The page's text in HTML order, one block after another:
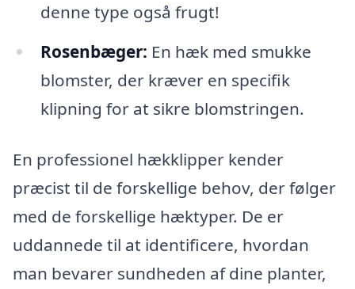
denne type også frugt!
Rosenbæger: En hæk med smukke
blomster, der kræver en specifik
klipning for at sikre blomstringen.
En professionel hækklipper kender
præcist til de forskellige behov, der følger
med de forskellige hæktyper. De er
uddannede til at identificere, hvordan
man bevarer sundheden af dine planter,